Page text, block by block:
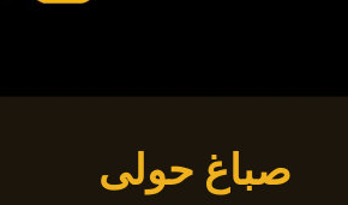
صباغ حولى